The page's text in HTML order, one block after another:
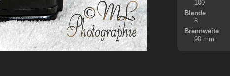
100
Blende
8
Brennweite
90 mm